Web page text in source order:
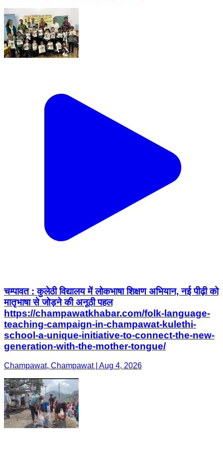
चम्पावत : कुलेठी विद्यालय में लोकभाषा शिक्षण अभियान, नई पीढ़ी को
मातृभाषा से जोड़ने की अनूठी पहल
https://champawatkhabar.com/folk-language-
teaching-campaign-in-champawat-kulethi-
school-a-unique-initiative-to-connect-the-new-
generation-with-the-mother-tongue/
Champawat, Champawat | Aug 4, 2026